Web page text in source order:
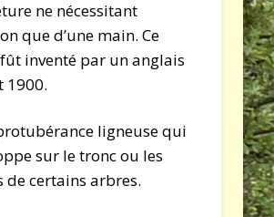
ne nécessitant
que d’une main. Ce
inventé par un anglais
1900.
ligneuse qui
sur le tronc ou les
de certains arbres.